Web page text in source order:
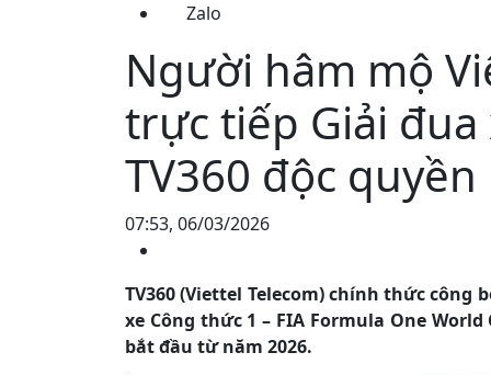
Zalo
Người hâm mộ
trực tiếp Giải
TV360 độc
07:53, 06/03/2026
TV360 (Viettel Telecom) chính thức công
xe Công thức 1 – FIA Formula One
bắt đầu từ năm 2026.